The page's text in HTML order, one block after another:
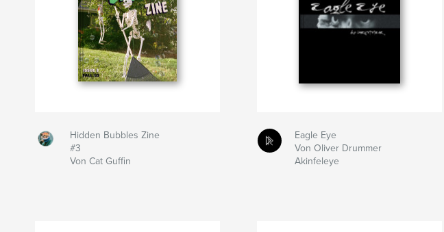
Hidden Bubbles Zine
#3
Von Cat Guffin
Eagle Eye
Von Oliver Drummer
Akinfeleye